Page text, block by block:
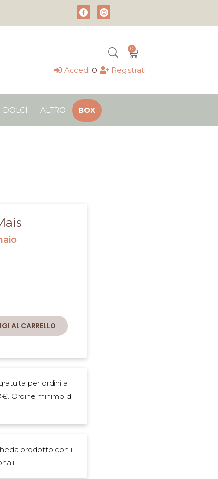
0
Carrello
Accedi o Registrati
DOLCI ALTRO BOX
AL CARRELLO
per ordini a
Ordine minimo di
prodotto con i